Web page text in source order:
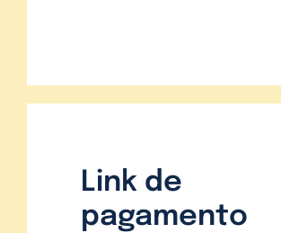
Link de
pagamento